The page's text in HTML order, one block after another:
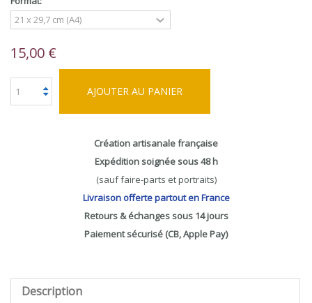
15,00 €
AJOUTER AU PANIER
Création artisanale française
Expédition soignée sous 48 h
(sauf faire-parts et portraits)
Livraison offerte partout en France
Retours & échanges sous 14 jours
Paiement sécurisé (CB, Apple Pay)
Description